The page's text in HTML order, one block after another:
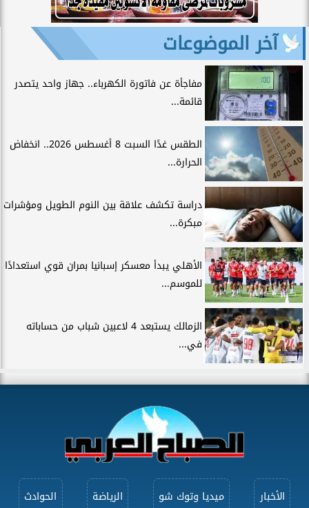
آخر الموضوعات
مفاجأة عن فاتورة الكهرباء.. جهاز واحد يتصدر
قائمة...
الطقس غدًا السبت 8 أغسطس 2026.. انخفاض
الحرارة...
دراسة تكشف علاقة بين النوم الطويل ومؤشرات
مبكرة...
الأهلي يبدأ معسكر إسبانيا بمران قوي استعدادًا
للموسم...
الزمالك يستبعد 4 لاعبين شباب من حساباته
في...
الأخبار ميديا وتوك شو الرياضة الحوادث